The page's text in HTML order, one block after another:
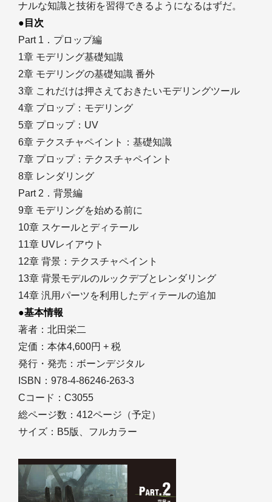
ナルな知識と技術を習得できるようになるはずだ。
●目次
Part 1．プロップ編
1章 モデリング基礎知識
2章 モデリングの基礎知識 番外
3章 これだけは押さえておきたいモデリングツール
4章 プロップ：モデリング
5章 プロップ：UV
6章 テクスチャペイント：基礎知識
7章 プロップ：テクスチャペイント
8章 レンダリング
Part 2．背景編
9章 モデリングを始める前に
10章 スケールとディテール
11章 UVレイアウト
12章 背景：テクスチャペイント
13章 背景モデルのルックデブとレンダリング
14章 汎用パーツを利用したディテールの追加
●基本情報
著者：北田栄二
定価：本体4,600円 + 税
発行・発売：ボーンデジタル
ISBN：978-4-86246-263-3
Cコード：C3055
総ページ数：412ページ（予定）
サイズ：B5版、フルカラー